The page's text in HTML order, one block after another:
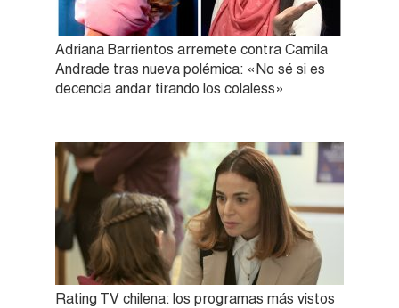
Adriana Barrientos arremete contra Camila
Andrade tras nueva polémica: «No sé si es
decencia andar tirando los colaless»
Rating TV chilena: los programas más vistos